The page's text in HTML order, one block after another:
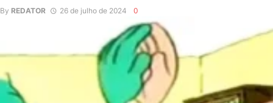
By REDATOR 26 de julho de 2024 0